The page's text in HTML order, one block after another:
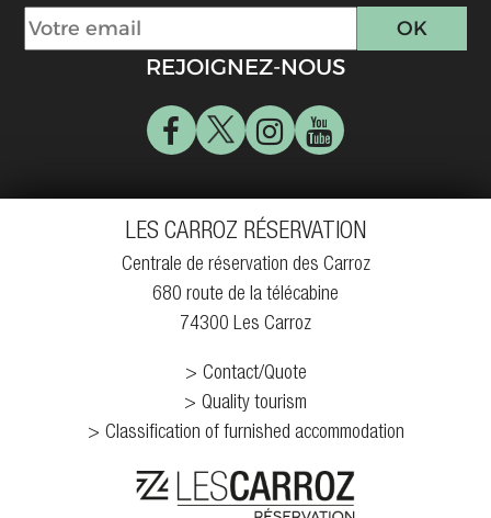
REJOIGNEZ-NOUS
LES CARROZ RÉSERVATION
Centrale de réservation des Carroz
680 route de la télécabine
74300 Les Carroz
Contact/Quote
Quality tourism
Classification of furnished accommodation